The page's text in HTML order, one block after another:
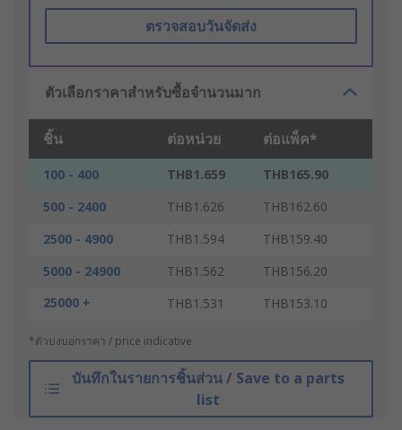
ตรวจสอบวันจัดส่ง
ตัวเลือกราคาสำหรับซื้อจำนวนมาก
ชิ้น ต่อหน่วย ต่อแพ็ค*
100 - 400 THB1.659
THB165.90
500 - 2400
THB1.626
THB162.60
2500 - 4900
THB1.594
THB159.40
5000 - 24900
THB1.562
THB156.20
25000 +
THB1.531 THB153.10
*ตัวบ่งบอกราคา / price indicative
บันทึกในรายการชิ้นส่วน / Save to a parts
list